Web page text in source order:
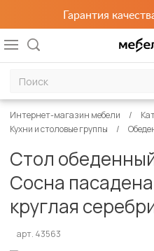
Гарантия
Интернет-магазин мебели
Кухни и столовые группы
Стол
Сосна
круглая
арт. 43563